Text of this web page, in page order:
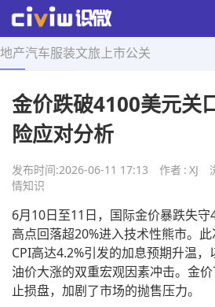
地产汽车服装文旅 上市公关
首页 > 舆情知识 > 正文
金价跌破4100美元关
险应对分析
发布时间:2026-06-11 17:13 作者 : XJ
情知识
6月10日至11日，国际金价暴跌失
高点回落超20%进入技术性熊市。
CPI高达4.2%引发的加息预期升温
油价大涨的双重宏观因素冲击。金
止损盘，加剧了市场的抛售压力。